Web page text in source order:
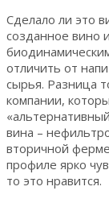
Сделало ли это
созданное вино
отличить от
сырья. Разница
компании,
вина –
вторичной
профиле ярко
то это нравится.